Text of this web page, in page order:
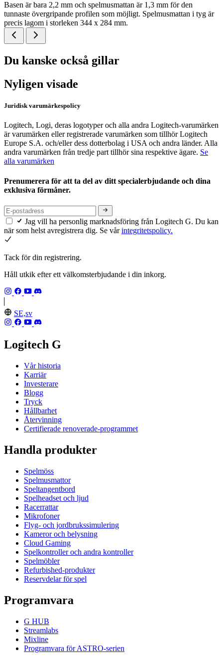
Basen är bara 2,2 mm och spelmusmattan är 1,3 mm för den
tunnaste övergripande profilen som möjligt. Spelmusmattan i tyg är
precis lagom i storleken 344 x 284 mm.
Du kanske också gillar
Nyligen visade
Juridisk varumärkespolicy
Logitech, Logi, deras logotyper och alla andra Logitech-varumärken
är varumärken eller registrerade varumärken som tillhör Logitech
Europe S.A. och/eller dess dotterbolag i USA och andra länder. Alla
andra varumärken från tredje part tillhör sina respektive ägare. Se
alla varumärken
Prenumerera för att ta del av ditt specialerbjudande och dina
exklusiva förmåner.
Jag vill ha personlig marknadsföring från Logitech G. Du kan
när som helst avregistrera dig. Se vårintegritetspolicy.
Tack för din registrering.
Håll utkik efter ett välkomsterbjudande i din inkorg.
SE,sv
Logitech G
Vår historia
Karriär
Investerare
Blogg
Tryck
Hållbarhet
Återvinning
Certifierade renoverade-programmet
Handla produkter
Spelmöss
Spelmusmattor
Speltangentbord
Spelheadset och ljud
Racerrattar
Mikrofoner
Flyg- och jordbrukssimulering
Kameror och belysning
Cloud Gaming
Spelkontroller och andra kontroller
Spelmöbler
Refurbished-produkter
Reservdelar för spel
Programvara
G HUB
Streamlabs
Mixline
Programvara för ASTRO-serien